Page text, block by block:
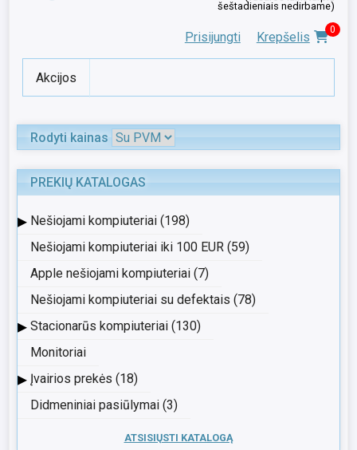
šeštadieniais nedirbame)
Prisijungti Krepšelis 0
Akcijos
Rodyti kainas
PREKIŲ KATALOGAS
▸ Nešiojami kompiuteriai (198)
Nešiojami kompiuteriai iki 100 EUR (59)
Apple nešiojami kompiuteriai (7)
Nešiojami kompiuteriai su defektais (78)
▸ Stacionarūs kompiuteriai (130)
Monitoriai
▸ Įvairios prekės (18)
Didmeniniai pasiūlymai (3)
ATSISIŲSTI KATALOGĄ